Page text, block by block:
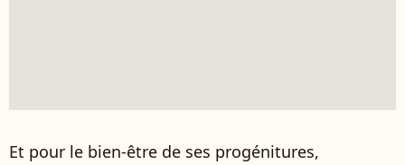
Et pour le bien-être de ses progénitures,